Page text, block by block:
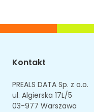
Kontakt
PREALS DATA Sp. z o.o.
ul. Algierska 17L/5
03-977 Warszawa